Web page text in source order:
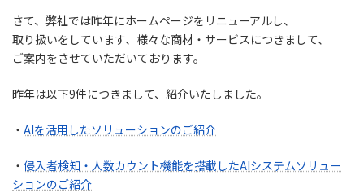
さて、弊社では昨年にホームページをリニューアルし、
取り扱いをしています、様々な商材・サービスにつきまして、
ご案内をさせていただいております。
昨年は以下9件につきまして、紹介いたしました。
・ AIを活用したソリューションのご紹介
・ 侵入者検知・人数カウント機能を搭載したAIシステムソリュー
ションのご紹介